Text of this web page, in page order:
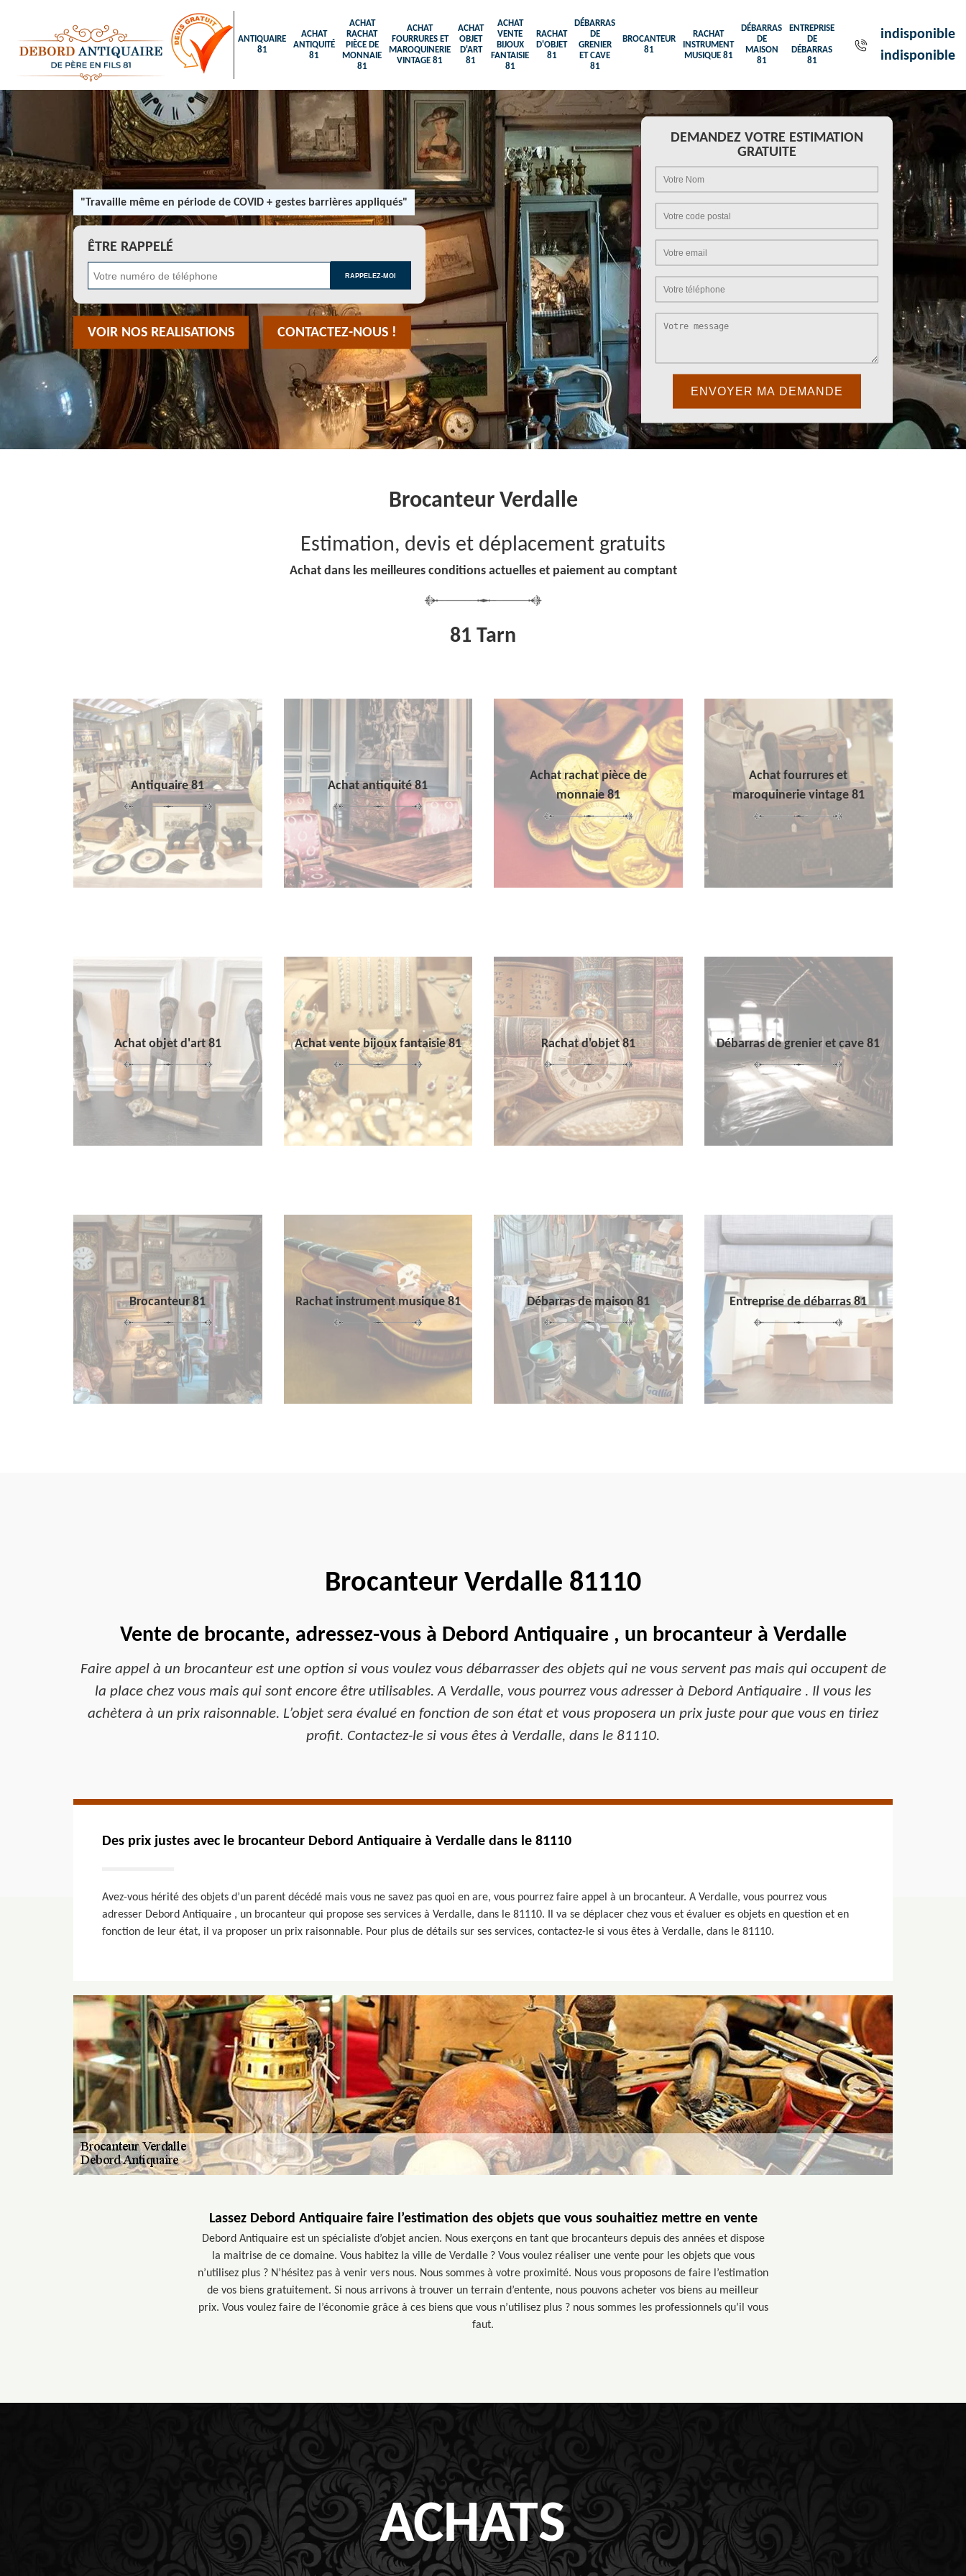
ANTIQUAIRE
81
ACHAT
ANTIQUITÉ
81
ACHAT
RACHAT
PIÈCE DE
MONNAIE
81
ACHAT
FOURRURES ET
MAROQUINERIE
VINTAGE 81
ACHAT
OBJET
D'ART
81
ACHAT
VENTE
BIJOUX
FANTAISIE
81
RACHAT
D'OBJET
81
DÉBARRAS
DE
GRENIER
ET CAVE
81
BROCANTEUR
81
RACHAT
INSTRUMENT
MUSIQUE 81
DÉBARRAS
DE
MAISON
81
ENTREPRISE
DE
DÉBARRAS
81
indisponible
indisponible
"Travaille même en période de COVID + gestes barrières appliqués"
ÊTRE RAPPELÉ
VOIR NOS REALISATIONS CONTACTEZ-NOUS !
DEMANDEZ VOTRE ESTIMATION
GRATUITE
Brocanteur Verdalle
Estimation, devis et déplacement gratuits
Achat dans les meilleures conditions actuelles et paiement au comptant
81 Tarn
Antiquaire 81 Achat antiquité 81
Achat rachat pièce de
monnaie 81
Achat fourrures et
maroquinerie vintage 81
Achat objet d'art 81 Achat vente bijoux fantaisie 81 Rachat d'objet 81 Débarras de grenier et cave 81
Brocanteur 81 Rachat instrument musique 81 Débarras de maison 81 Entreprise de débarras 81
Brocanteur Verdalle 81110
Vente de brocante, adressez-vous à Debord Antiquaire , un brocanteur à Verdalle
Faire appel à un brocanteur est une option si vous voulez vous débarrasser des objets qui ne vous servent pas mais qui occupent de
la place chez vous mais qui sont encore être utilisables. A Verdalle, vous pourrez vous adresser à Debord Antiquaire . Il vous les
achètera à un prix raisonnable. L’objet sera évalué en fonction de son état et vous proposera un prix juste pour que vous en tiriez
profit. Contactez-le si vous êtes à Verdalle, dans le 81110.
Des prix justes avec le brocanteur Debord Antiquaire à Verdalle dans le 81110
Avez-vous hérité des objets d’un parent décédé mais vous ne savez pas quoi en are, vous pourrez faire appel à un brocanteur. A Verdalle, vous pourrez vous
adresser Debord Antiquaire , un brocanteur qui propose ses services à Verdalle, dans le 81110. Il va se déplacer chez vous et évaluer es objets en question et en
fonction de leur état, il va proposer un prix raisonnable. Pour plus de détails sur ses services, contactez-le si vous êtes à Verdalle, dans le 81110.
Lassez Debord Antiquaire faire l’estimation des objets que vous souhaitiez mettre en vente
Debord Antiquaire est un spécialiste d’objet ancien. Nous exerçons en tant que brocanteurs depuis des années et dispose
la maitrise de ce domaine. Vous habitez la ville de Verdalle ? Vous voulez réaliser une vente pour les objets que vous
n’utilisez plus ? N’hésitez pas à venir vers nous. Nous sommes à votre proximité. Nous vous proposons de faire l’estimation
de vos biens gratuitement. Si nous arrivons à trouver un terrain d’entente, nous pouvons acheter vos biens au meilleur
prix. Vous voulez faire de l’économie grâce à ces biens que vous n’utilisez plus ? nous sommes les professionnels qu’il vous
faut.
ACHATS